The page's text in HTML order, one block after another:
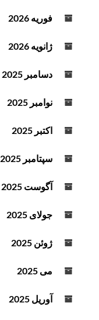
فوریه 2026
ژانویه 2026
دسامبر 2025
نوامبر 2025
اکتبر 2025
سپتامبر 2025
آگوست 2025
جولای 2025
ژوئن 2025
می 2025
آوریل 2025